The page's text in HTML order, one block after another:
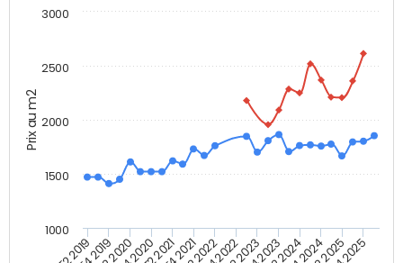
Prix au m2
T2 2019T4 2019T2 2020T2 2021T4 2021T2 2022T2 2023 T2 2025
1500
2000
2500
1000
3000